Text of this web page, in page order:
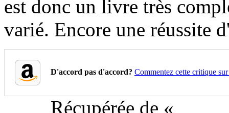
est donc un livre très
varié. Encore une réussite
D'accord pas d'accord? Commentez cette critique
Récupérée de «